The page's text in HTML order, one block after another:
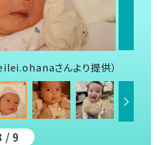
さんより提供）
/ 9